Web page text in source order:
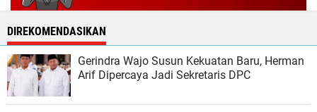
DIREKOMENDASIKAN
Gerindra Wajo Susun Kekuatan Baru, Herman
Arif Dipercaya Jadi Sekretaris DPC